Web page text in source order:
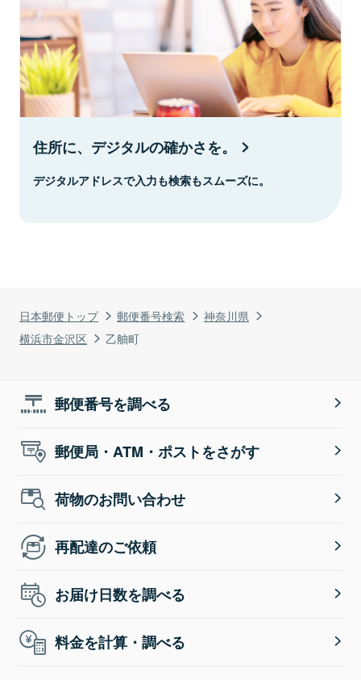
日本郵便トップ 郵便番号検索
神奈川県
横浜市金沢区
乙舳町
住所に、デジタルの確かさを。
デジタルアドレスで入力も検索もスムーズに。
郵便番号を調べる
郵便局・ATM・ポストをさがす
荷物のお問い合わせ
再配達のご依頼
お届け日数を調べる
料金を計算・調べる